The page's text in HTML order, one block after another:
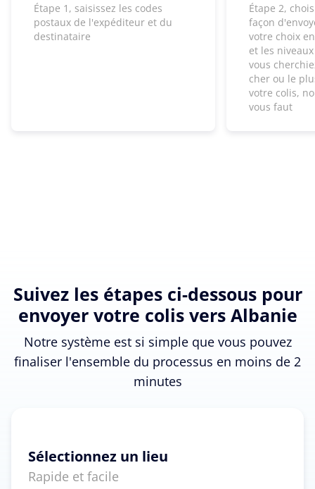
Étape 1, saisissez les codes
postaux de l'expéditeur et du
destinataire
Étape 2,
façon
votre choix
et les
vous
cher ou le
votre colis,
vous faut
Suivez les étapes ci-dessous pour
envoyer votre colis vers Albanie
Notre système est si simple que vous pouvez
finaliser l'ensemble du processus en moins de 2
minutes
Sélectionnez un lieu
Rapide et facile